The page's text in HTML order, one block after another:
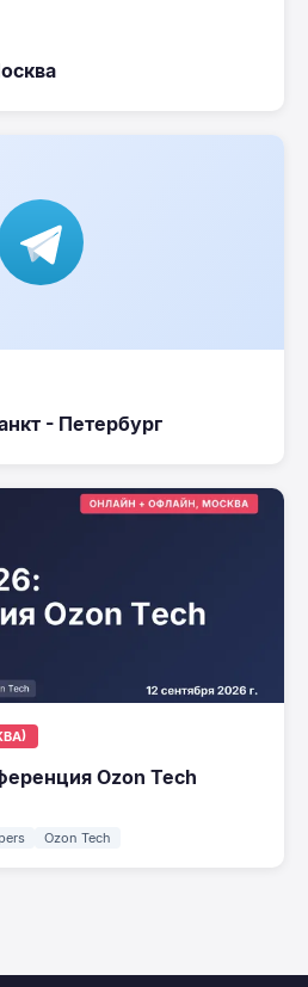
- Петербург
Ozon Tech
Ozon Tech